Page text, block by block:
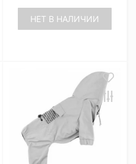
НЕТ В НАЛИЧИИ